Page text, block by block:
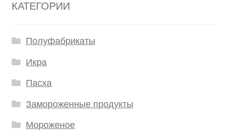
КАТЕГОРИИ
Полуфабрикаты
Икра
Пасха
Замороженные продукты
Мороженое